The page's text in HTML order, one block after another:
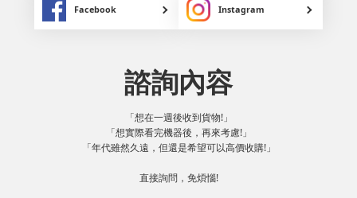
Facebook Instagram
諮詢內容
「想在一週後收到貨物!」
「想實際看完機器後，再來考慮!」
「年代雖然久遠，但還是希望可以高價收購!」
直接詢問，免煩惱!